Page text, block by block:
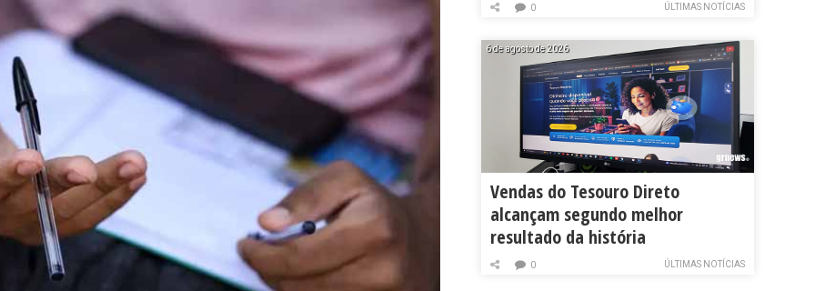
ÚLTIMAS NOTÍCIAS
0
6 de agosto de 2026
Vendas do Tesouro Direto
alcançam segundo melhor
resultado da história
ÚLTIMAS NOTÍCIAS
0